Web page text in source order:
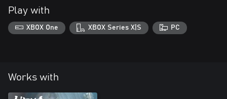
Play with
XBOX One XBOX Series X|S PC
Works with